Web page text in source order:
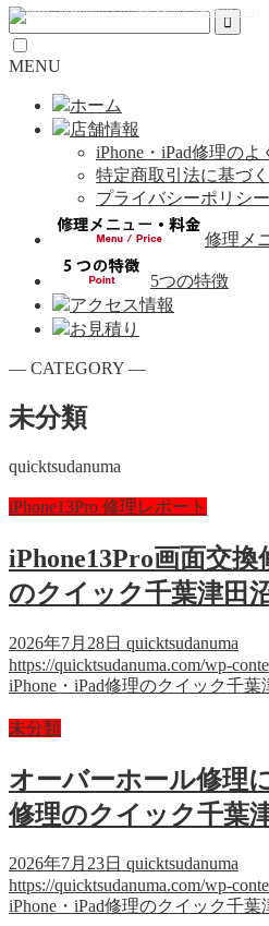
MENU
ホーム
店舗情報
iPhone・iPad修理のよ
特定商取引法に基づ
プライバシーポリシー
修理メ
5つの特徴
アクセス情報
お見積り
― CATEGORY ―
未分類
quicktsudanuma
iPhone13Pro 修理レポート
iPhone13Pro画面交換
のクイック千葉津田沼
2026年7月28日 quicktsudanuma
https://quicktsudanuma.com/wp-
iPhone・iPad修理のクイック千
未分類
オーバーホール修理
修理のクイック千葉
2026年7月23日 quicktsudanuma
https://quicktsudanuma.com/wp-
iPhone・iPad修理のクイック千